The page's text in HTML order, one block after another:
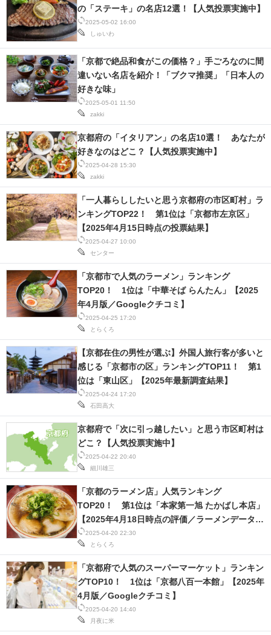
2025-05-02 16:00
しゅいわ
の「ステーキ」の名店12選！【人気投票実施中】
2025-05-01 11:50
zakki
「京都で絶品和食がこの価格？」手ごろなのに間
違いない名店を紹介！「ブクマ推奨」「日本人の
好きな味」
2025-04-28 15:30
zakki
京都府の「イタリアン」の名店10選！ あなたが
好きなのはどこ？【人気投票実施中】
2025-04-27 10:00
センター
「一人暮らししたいと思う京都府の市区町村」ラ
ンキングTOP22！ 第1位は「京都市左京区」
【2025年4月15日時点の投票結果】
2025-04-25 17:20
とらくろ
「京都市で人気のラーメン」ランキング
TOP20！ 1位は「中華そば らんたん」【2025
年4月版／Googleクチコミ】
2025-04-24 17:20
石田高大
【京都在住の男性が選ぶ】外国人旅行客が多いと
感じる「京都市の区」ランキングTOP11！ 第1
位は「東山区」【2025年最新調査結果】
2025-04-22 20:40
細川雄三
京都府で「次に引っ越したい」と思う市区町村は
どこ？【人気投票実施中】
2025-04-20 22:30
とらくろ
「京都のラーメン店」人気ランキング
TOP20！ 第1位は「本家第一旭 たかばし本店」
【2025年4月18日時点の評価／ラーメンデータベ
ース】
2025-04-20 14:40
月夜に米
「京都府で人気のスーパーマーケット」ランキン
グTOP10！ 1位は「京都八百一本館」【2025年
4月版／Googleクチコミ】